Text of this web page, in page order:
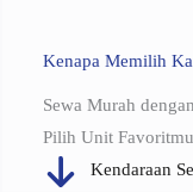
Kenapa Memilih
Sewa Murah
Pilih Unit
Kendaraan